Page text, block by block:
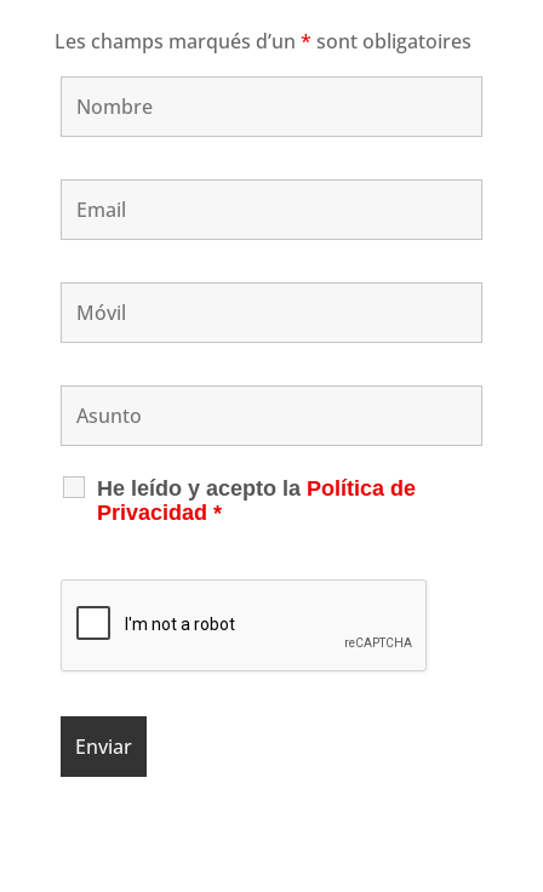
Les champs marqués d’un * sont obligatoires
He leído y acepto la Política de
Privacidad *